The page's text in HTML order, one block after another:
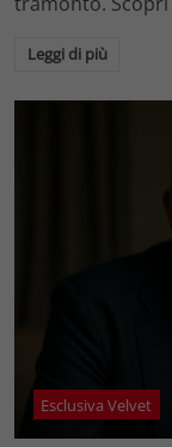
Leggi di più
Esclusiva Velvet